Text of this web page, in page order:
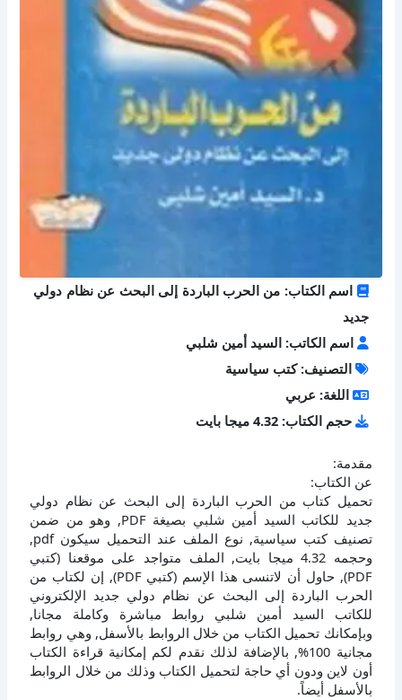
اسم الكتاب: من الحرب الباردة إلى البحث عن نظام دولي
جديد
اسم الكاتب: السيد أمين شلبي
التصنيف: كتب سياسية
اللغة: عربي
حجم الكتاب: 4.32 ميجا بايت
مقدمة:
عن الكتاب:
تحميل كتاب من الحرب الباردة إلى البحث عن نظام دولي
جديد للكاتب السيد أمين شلبي بصيغة PDF, وهو من ضمن
تصنيف كتب سياسية, نوع الملف عند التحميل سيكون pdf,
وحجمه 4.32 ميجا بايت, الملف متواجد على موقعنا (كتبي
PDF), حاول أن لاتنسى هذا الإسم (كتبي PDF), إن لكتاب من
الحرب الباردة إلى البحث عن نظام دولي جديد الإلكتروني
للكاتب السيد أمين شلبي روابط مباشرة وكاملة مجانا,
وبإمكانك تحميل الكتاب من خلال الروابط بالأسفل, وهي روابط
مجانية 100%, بالإضافة لذلك نقدم لكم إمكانية قراءة الكتاب
أون لاين ودون أي حاجة لتحميل الكتاب وذلك من خلال الروابط
بالأسفل أيضاً.